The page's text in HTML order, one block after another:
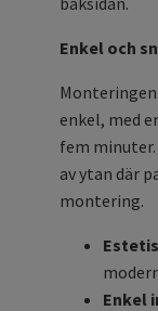
Enkel och
Monteringen
enkel, med
fem
av ytan där
montering.
Enkel